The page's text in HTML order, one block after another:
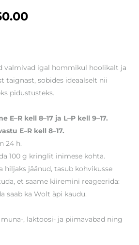
valmivad igal hommikul hoolikalt ja
taignast, sobides ideaalselt nii
pidustusteks.
E–R kell 8–17 ja L–P kell 9–17.
E–R kell 8–17.
24 h.
100 g kringlit inimese kohta.
hiljaks jäänud, tasub kohvikusse
et saame kiiremini reageerida:
saab ka Wolt äpi kaudu.
, laktoosi- ja piimavabad ning